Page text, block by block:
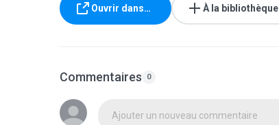
Ouvrir dans… À la bibliothèque
Commentaires 0
Ajouter un nouveau commentaire